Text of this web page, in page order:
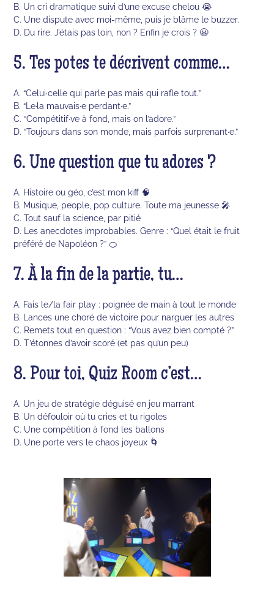
B. Un cri dramatique suivi d’une excuse chelou 😭
C. Une dispute avec moi-même, puis je blâme le buzzer.
D. Du rire. J’étais pas loin, non ? Enfin je crois ? 😬
5. Tes potes te décrivent comme…
A. “Celui·celle qui parle pas mais qui rafle tout.”
B. “Le·la mauvais·e perdant·e.”
C. “Compétitif·ve à fond, mais on l’adore.”
D. “Toujours dans son monde, mais parfois surprenant·e.”
6. Une question que tu adores ?
A. Histoire ou géo, c’est mon kiff 🧠
B. Musique, people, pop culture. Toute ma jeunesse 🎤
C. Tout sauf la science, par pitié
D. Les anecdotes improbables. Genre : “Quel était le fruit
préféré de Napoléon ?” 🍊
7. À la fin de la partie, tu…
A. Fais le/la fair play : poignée de main à tout le monde
B. Lances une choré de victoire pour narguer les autres
C. Remets tout en question : “Vous avez bien compté ?”
D. T’étonnes d’avoir scoré (et pas qu’un peu)
8. Pour toi, Quiz Room c’est…
A. Un jeu de stratégie déguisé en jeu marrant
B. Un défouloir où tu cries et tu rigoles
C. Une compétition à fond les ballons
D. Une porte vers le chaos joyeux 🌀